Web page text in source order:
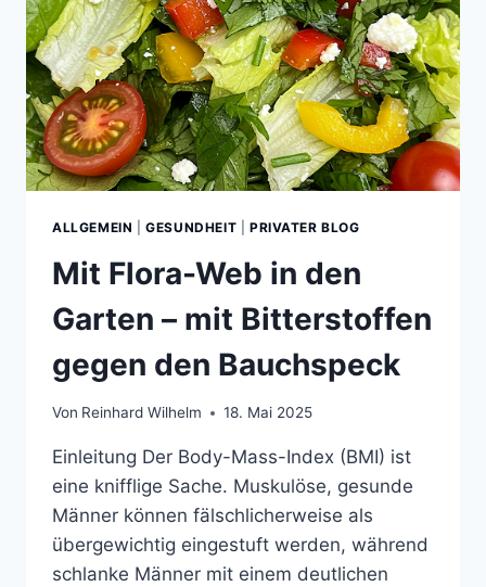
ALLGEMEIN |GESUNDHEIT PRIVATER BLOG
Mit Flora-Web in den
Garten – mit Bitterstoffen
gegen den Bauchspeck
Von Reinhard Wilhelm 18. Mai 2025
Einleitung Der Body-Mass-Index (BMI) ist
eine knifflige Sache. Muskulöse, gesunde
Männer können fälschlicherweise als
übergewichtig eingestuft werden, während
schlanke Männer mit einem deutlichen